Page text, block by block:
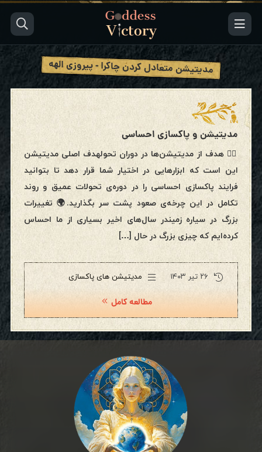
مدیتیشن متعادل کردن چاکرا - پیروزی الهه
مدیتیشن و پاکسازی احساسی
🧘‍♀️ هدف از مدیتیشن‌ها در دوران تحولهدف اصلی مدیتیشن
این است که ابزارهایی در اختیار شما قرار دهد تا بتوانید
فرایند پاکسازی احساسی را در دوره‌ی تحولات عمیق و روند
تکامل در این چرخه‌ی صعود پشت سر بگذارید.🌍 تغییرات
بزرگ در سیاره زمیندر سال‌های اخیر بسیاری از ما احساس
کرده‌ایم که چیزی بزرگ در حال […]
۲۶ تیر ۱۴۰۳ مدیتیشن های پاکسازی
مطالعه کامل